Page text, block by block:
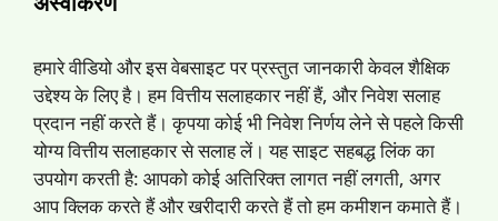
हमारे वीडियो और इस वेबसाइट पर प्रस्तुत जानकारी केवल शैक्षिक
उद्देश्य के लिए है। हम वित्तीय सलाहकार नहीं हैं, और निवेश सलाह
प्रदान नहीं करते हैं। कृपया कोई भी निवेश निर्णय लेने से पहले किसी
योग्य वित्तीय सलाहकार से सलाह लें। यह साइट सहबद्ध लिंक का
उपयोग करती है: आपको कोई अतिरिक्त लागत नहीं लगती, अगर
आप क्लिक करते हैं और खरीदारी करते हैं तो हम कमीशन कमाते हैं।